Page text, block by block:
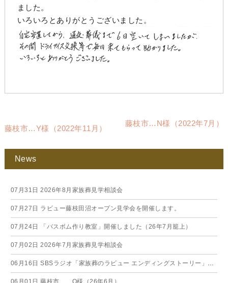
ました。
いろいろとありがとうございました。
藤枝市…Y様（2022年11月）
藤枝市…N様（2022年7月）
News
07月31日 2026年8月家族葬見学相談会
07月27日 ラビュー藤枝田沼オープン見学会を開催します。
07月24日 「バスボム作り教室」開催しました（26年7月籠上）
07月02日 2026年7月家族葬見学相談会
06月16日 SBSラジオ「家族葬のラビュー エンディングストーリー」に弊社スタッフが出演いたしました（26年6月）
06月01日 藤枝市… O様（26年6月）